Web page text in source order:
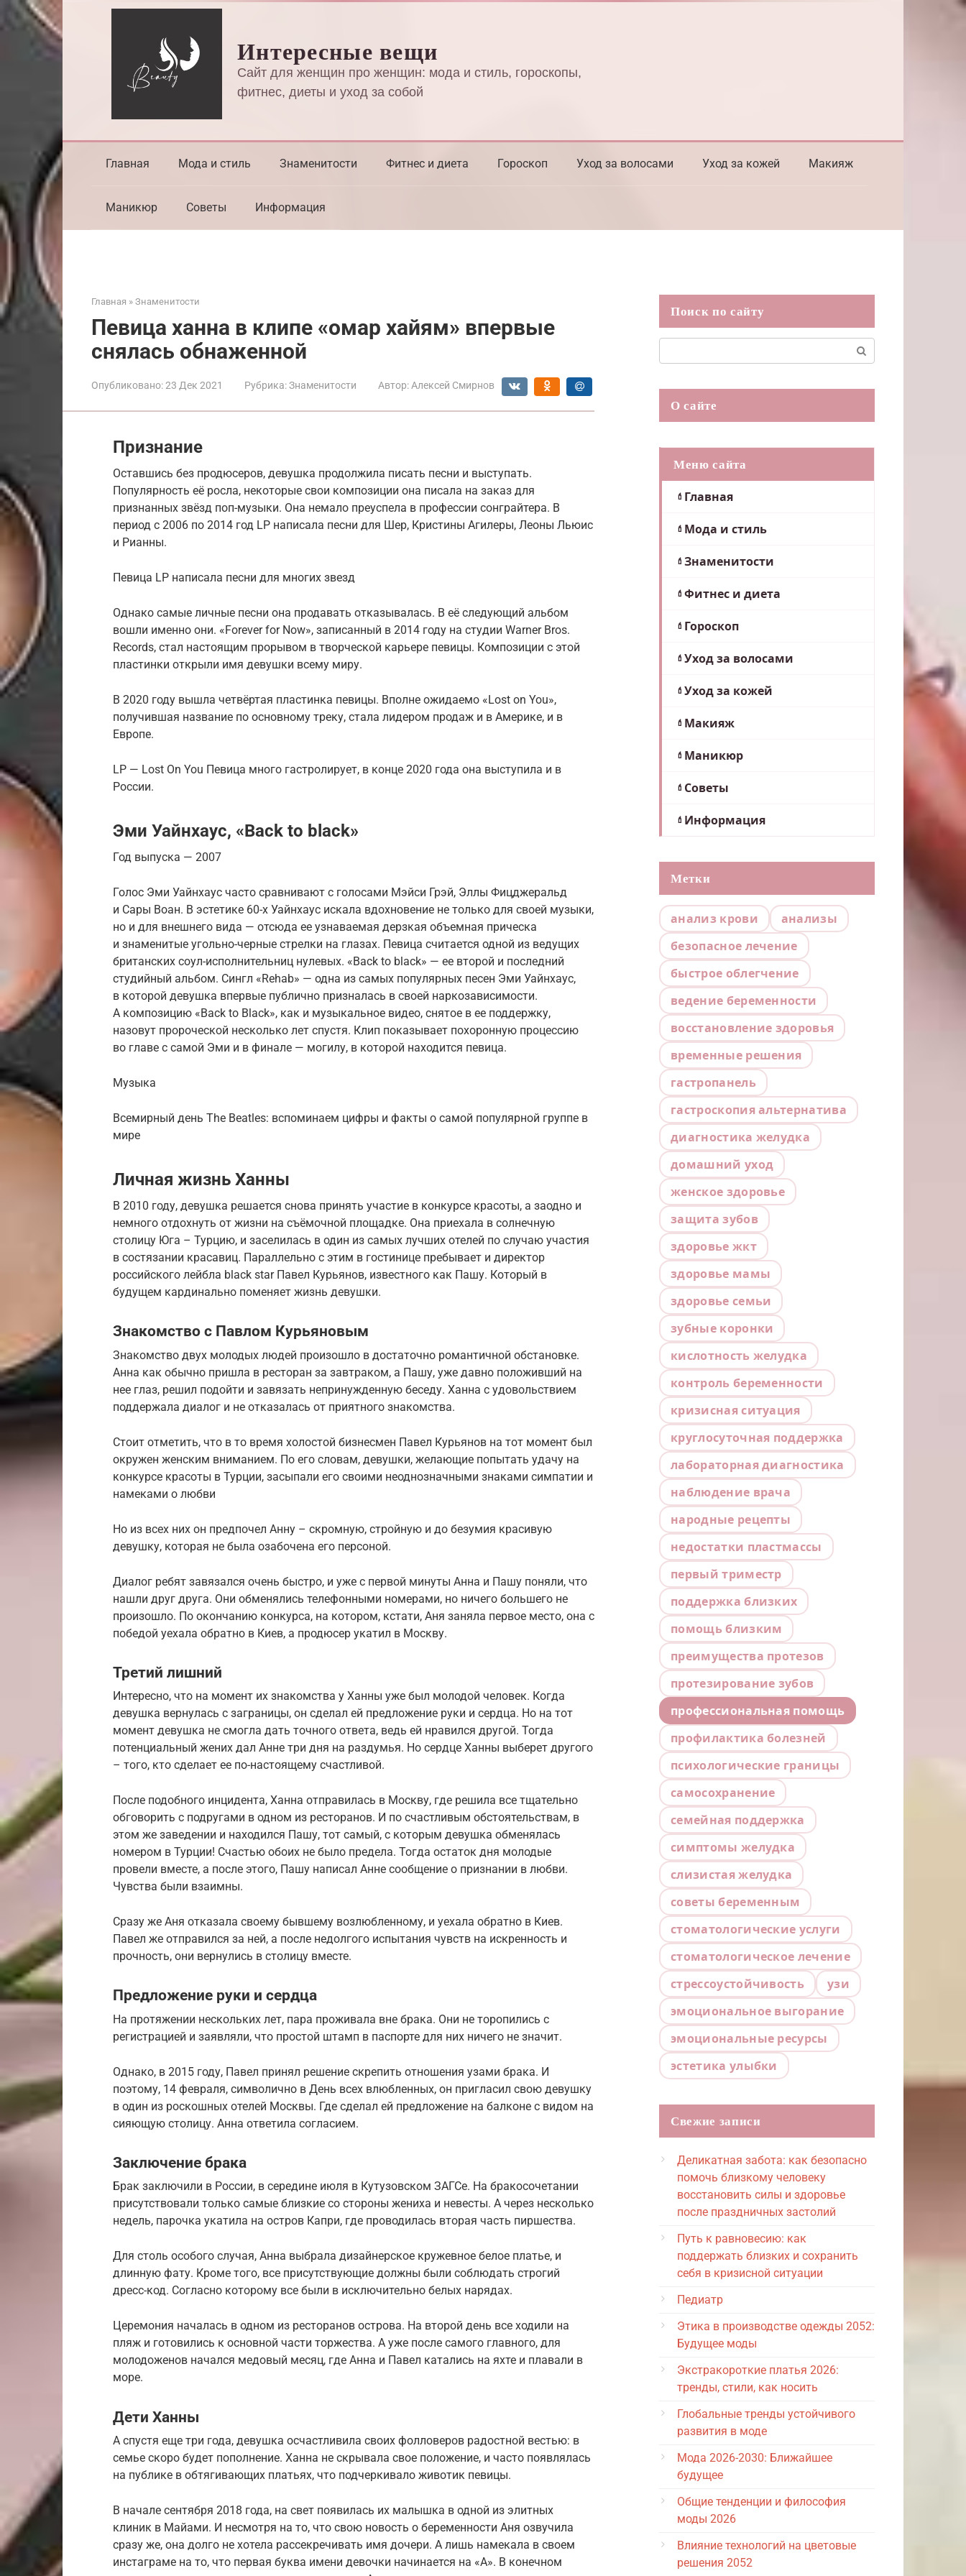
Перейти
к
контенту
Интересные вещи
Сайт для женщин про женщин: мода и стиль, гороскопы,
фитнес, диеты и уход за собой
Главная Мода и стиль Знаменитости Фитнес и диета Гороскоп Уход за волосами Уход за кожей Макияж
Маникюр Советы Информация
Главная » Знаменитости
Певица ханна в клипе «омар хайям» впервые
снялась обнаженной
Опубликовано:23 Дек 2021 Рубрика:Знаменитости Автор: Алексей Смирнов
Признание
Оставшись без продюсеров, девушка продолжила писать песни и выступать.
Популярность её росла, некоторые свои композиции она писала на заказ для
признанных звёзд поп-музыки. Она немало преуспела в профессии сонграйтера. В
период с 2006 по 2014 год LP написала песни для Шер, Кристины Агилеры, Леоны Льюис
и Рианны.
Певица LP написала песни для многих звезд
Однако самые личные песни она продавать отказывалась. В её следующий альбом
вошли именно они. «Forever for Now», записанный в 2014 году на студии Warner Bros.
Records, стал настоящим прорывом в творческой карьере певицы. Композиции с этой
пластинки открыли имя девушки всему миру.
В 2020 году вышла четвёртая пластинка певицы. Вполне ожидаемо «Lost on You»,
получившая название по основному треку, стала лидером продаж и в Америке, и в
Европе.
LP — Lost On You Певица много гастролирует, в конце 2020 года она выступила и в
России.
Эми Уайнхаус, «Back to black»
Год выпуска — 2007
Голос Эми Уайнхаус часто сравнивают с голосами Мэйси Грэй, Эллы Фицджеральд
и Сары Воан. В эстетике 60-х Уайнхаус искала вдохновение не только для своей музыки,
но и для внешнего вида — отсюда ее узнаваемая дерзкая объемная прическа
и знаменитые угольно-черные стрелки на глазах. Певица считается одной из ведущих
британских соул-исполнительниц нулевых. «Back to black» — ее второй и последний
студийный альбом. Сингл «Rehab» — одна из самых популярных песен Эми Уайнхаус,
в которой девушка впервые публично призналась в своей наркозависимости.
А композицию «Back to Black», как и музыкальное видео, снятое в ее поддержку,
назовут пророческой несколько лет спустя. Клип показывает похоронную процессию
во главе с самой Эми и в финале — могилу, в которой находится певица.
Музыка
Всемирный день The Beatles: вспоминаем цифры и факты о самой популярной группе в
мире
Личная жизнь Ханны
В 2010 году, девушка решается снова принять участие в конкурсе красоты, а заодно и
немного отдохнуть от жизни на съёмочной площадке. Она приехала в солнечную
столицу Юга – Турцию, и заселилась в один из самых лучших отелей по случаю участия
в состязании красавиц. Параллельно с этим в гостинице пребывает и директор
российского лейбла black star Павел Курьянов, известного как Пашу. Который в
будущем кардинально поменяет жизнь девушки.
Знакомство с Павлом Курьяновым
Знакомство двух молодых людей произошло в достаточно романтичной обстановке.
Анна как обычно пришла в ресторан за завтраком, а Пашу, уже давно положивший на
нее глаз, решил подойти и завязать непринужденную беседу. Ханна с удовольствием
поддержала диалог и не отказалась от приятного знакомства.
Стоит отметить, что в то время холостой бизнесмен Павел Курьянов на тот момент был
окружен женским вниманием. По его словам, девушки, желающие попытать удачу на
конкурсе красоты в Турции, засыпали его своими неоднозначными знаками симпатии и
намеками о любви
Но из всех них он предпочел Анну – скромную, стройную и до безумия красивую
девушку, которая не была озабочена его персоной.
Диалог ребят завязался очень быстро, и уже с первой минуты Анна и Пашу поняли, что
нашли друг друга. Они обменялись телефонными номерами, но ничего большего не
произошло. По окончанию конкурса, на котором, кстати, Аня заняла первое место, она с
победой уехала обратно в Киев, а продюсер укатил в Москву.
Третий лишний
Интересно, что на момент их знакомства у Ханны уже был молодой человек. Когда
девушка вернулась с заграницы, он сделал ей предложение руки и сердца. Но на тот
момент девушка не смогла дать точного ответа, ведь ей нравился другой. Тогда
потенциальный жених дал Анне три дня на раздумья. Но сердце Ханны выберет другого
– того, кто сделает ее по-настоящему счастливой.
После подобного инцидента, Ханна отправилась в Москву, где решила все тщательно
обговорить с подругами в одном из ресторанов. И по счастливым обстоятельствам, в
этом же заведении и находился Пашу, тот самый, с которым девушка обменялась
номером в Турции! Счастью обоих не было предела. Тогда остаток дня молодые
провели вместе, а после этого, Пашу написал Анне сообщение о признании в любви.
Чувства были взаимны.
Сразу же Аня отказала своему бывшему возлюбленному, и уехала обратно в Киев.
Павел же отправился за ней, а после недолгого испытания чувств на искренность и
прочность, они вернулись в столицу вместе.
Предложение руки и сердца
На протяжении нескольких лет, пара проживала вне брака. Они не торопились с
регистрацией и заявляли, что простой штамп в паспорте для них ничего не значит.
Однако, в 2015 году, Павел принял решение скрепить отношения узами брака. И
поэтому, 14 февраля, символично в День всех влюбленных, он пригласил свою девушку
в один из роскошных отелей Москвы. Где сделал ей предложение на балконе с видом на
сияющую столицу. Анна ответила согласием.
Заключение брака
Брак заключили в России, в середине июля в Кутузовском ЗАГСе. На бракосочетании
присутствовали только самые близкие со стороны жениха и невесты. А через несколько
недель, парочка укатила на остров Капри, где проводилась вторая часть пиршества.
Для столь особого случая, Анна выбрала дизайнерское кружевное белое платье, и
длинную фату. Кроме того, все присутствующие должны были соблюдать строгий
дресс-код. Согласно которому все были в исключительно белых нарядах.
Церемония началась в одном из ресторанов острова. На второй день все ходили на
пляж и готовились к основной части торжества. А уже после самого главного, для
молодоженов начался медовый месяц, где Анна и Павел катались на яхте и плавали в
море.
Дети Ханны
А спустя еще три года, девушка осчастливила своих фолловеров радостной вестью: в
семье скоро будет пополнение. Ханна не скрывала свое положение, и часто появлялась
на публике в обтягивающих платьях, что подчеркивало животик певицы.
В начале сентября 2018 года, на свет появилась их малышка в одной из элитных
клиник в Майами. И несмотря на то, что свою новость о беременности Аня озвучила
сразу же, она долго не хотела рассекречивать имя дочери. А лишь намекала в своем
инстаграме на то, что первая буква имени девочки начинается на «А». В конечном
Поиск по сайту
О сайте
Меню сайта
Главная
Мода и стиль
Знаменитости
Фитнес и диета
Гороскоп
Уход за волосами
Уход за кожей
Макияж
Маникюр
Советы
Информация
Метки
анализ крови
анализы
безопасное лечение
быстрое облегчение
ведение беременности
восстановление здоровья
временные решения
гастропанель
гастроскопия альтернатива
диагностика желудка
домашний уход
женское здоровье
защита зубов
здоровье жкт
здоровье мамы
здоровье семьи
зубные коронки
кислотность желудка
контроль беременности
кризисная ситуация
круглосуточная поддержка
лабораторная диагностика
наблюдение врача
народные рецепты
недостатки пластмассы
первый триместр
поддержка близких
помощь близким
преимущества протезов
протезирование зубов
профессиональная помощь
профилактика болезней
психологические границы
самосохранение
семейная поддержка
симптомы желудка
слизистая желудка
советы беременным
стоматологические услуги
стоматологическое лечение
стрессоустойчивость
узи
эмоциональное выгорание
эмоциональные ресурсы
эстетика улыбки
Свежие записи
Деликатная забота: как безопасно
помочь близкому человеку
восстановить силы и здоровье
после праздничных застолий
Путь к равновесию: как
поддержать близких и сохранить
себя в кризисной ситуации
Педиатр
Этика в производстве одежды 2052:
Будущее моды
Экстракороткие платья 2026:
тренды, стили, как носить
Глобальные тренды устойчивого
развития в моде
Мода 2026-2030: Ближайшее
будущее
Общие тенденции и философия
моды 2026
Влияние технологий на цветовые
решения 2052